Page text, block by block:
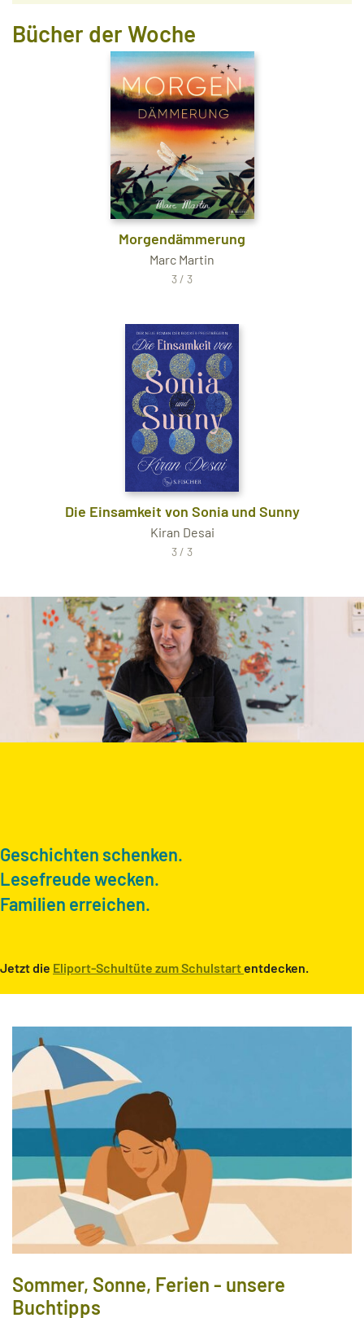
Bücher der Woche
Morgendämmerung
Marc Martin
3 / 3
Die Einsamkeit von Sonia und Sunny
Kiran Desai
3 / 3
Geschichten schenken.
Lesefreude wecken.
Familien erreichen.
Jetzt die Eliport-Schultüte zum Schulstartentdecken.
Sommer, Sonne, Ferien - unsere
Buchtipps